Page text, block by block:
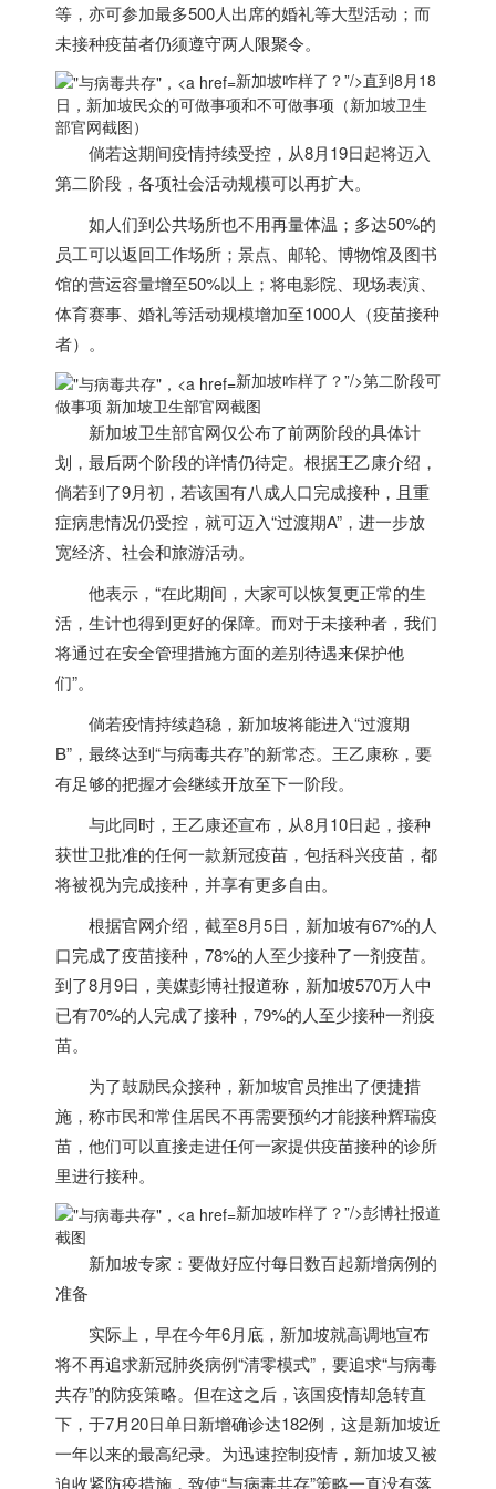
等，亦可参加最多500人出席的婚礼等大型活动；而
未接种疫苗者仍须遵守两人限聚令。
新加坡咋样了？”/>直到8月18
日， 新加坡民众的可做事项和不可做事项（新加坡卫生
部官网截图）
倘若这期间疫情持续受控，从8月19日起将迈入
第二阶段，各项社会活动规模可以再扩大。
如人们到公共场所也不用再量体温；多达50%的
员工可以返回工作场所；景点、邮轮、博物馆及图书
馆的营运容量增至50%以上；将电影院、现场表演、
体育赛事、婚礼等活动规模增加至1000人（疫苗接种
者）。
新加坡咋样了？”/>第二阶段可
做事项 新加坡卫生部官网截图
新加坡卫生部官网仅公布了前两阶段的具体计
划，最后两个阶段的详情仍待定。根据王乙康介绍，
倘若到了9月初，若该国有八成人口完成接种， 且重
症病患情况仍受控，就可迈入“过渡期A”，进一步放
宽经济、社会和旅游活动。
他表示，“在此期间，大家可以恢复更正常的生
活，生计也得到更好的保障。而对于未接种者，我们
将通过在安全管理措施方面的差别待遇来保护他
们”。
倘若疫情持续趋稳， 新加坡将能进入“过渡期
B”，最终达到“与病毒共存”的新常态。王乙康称，要
有足够的把握才会继续开放至下一阶段。
与此同时，王乙康还宣布，从8月10日起，接种
获世卫批准的任何一款新冠疫苗，包括科兴疫苗，都
将被视为完成接种，并享有更多自由。
根据官网介绍，截至8月5日， 新加坡有67%的人
口完成了疫苗接种，78%的人至少接种了一剂疫苗。
到了8月9日，美媒彭博社报道称， 新加坡570万人中
已有70%的人完成了接种，79%的人至少接种一剂疫
苗。
为了鼓励民众接种， 新加坡官员推出了便捷措
施，称市民和常住居民不再需要预约才能接种辉瑞疫
苗，他们可以直接走进任何一家提供疫苗接种的诊所
里进行接种。
新加坡咋样了？”/>彭博社报道
截图
新加坡专家：要做好应付每日数百起新增病例的
准备
实际上，早在今年6月底， 新加坡就高调地宣布
将不再追求新冠肺炎病例“清零模式”，要追求“与病毒
共存”的防疫策略。但在这之后，该国疫情却急转直
下，于7月20日单日新增确诊达182例，这是新加坡近
一年以来的最高纪录。为迅速控制疫情， 新加坡又被
迫收紧防疫措施，致使“与病毒共存”策略一直没有落